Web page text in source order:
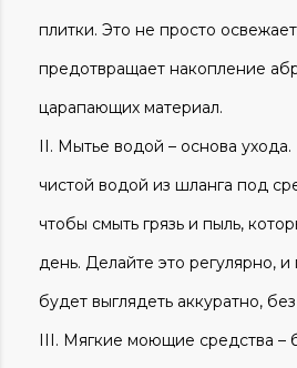
плитки. Это не просто
предотвращает накопление
царапающих материал.
Мытье водой – основа
чистой водой из шланга под
чтобы смыть грязь и пыль,
день. Делайте это регулярно, и
будет выглядеть аккуратно,
Мягкие моющие средства –